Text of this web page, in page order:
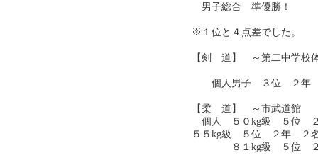
男子総合 準優勝！
※１位と４点差でした。
【剣 道】 ～第二中学校
個人男子 ３位 ２年
【柔 道】 ～市武道館
個人 ５０kg級 ５位
５５kg級 ５位 ２年 ２
８１kg級 ５位